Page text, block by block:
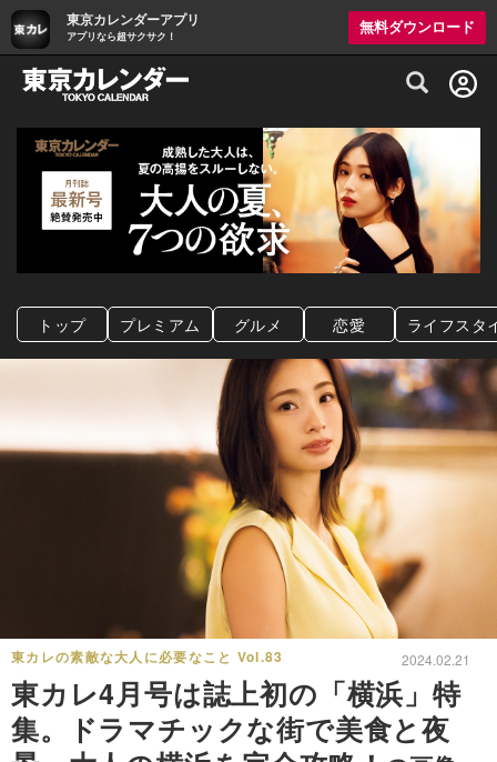
東京カレンダーアプリ
アプリなら超サクサク！
無料ダウンロード
グルメ情報・プレミアムレストラン予約
トップ プレミアム グルメ 恋愛 ライフスタ
東カレの素敵な大人に必要なこと Vol.83 2024.02.21
東カレ4月号は誌上初の「横浜」特
集。ドラマチックな街で美食と夜